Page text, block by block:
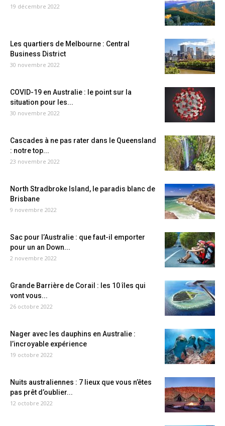
19 décembre 2022
Les quartiers de Melbourne : Central
Business District
30 novembre 2022
COVID-19 en Australie : le point sur la
situation pour les...
30 novembre 2022
Cascades à ne pas rater dans le Queensland
: notre top...
23 novembre 2022
North Stradbroke Island, le paradis blanc de
Brisbane
9 novembre 2022
Sac pour l’Australie : que faut-il emporter
pour un an Down...
2 novembre 2022
Grande Barrière de Corail : les 10 îles qui
vont vous...
26 octobre 2022
Nager avec les dauphins en Australie :
l’incroyable expérience
19 octobre 2022
Nuits australiennes : 7 lieux que vous n’êtes
pas prêt d’oublier...
12 octobre 2022